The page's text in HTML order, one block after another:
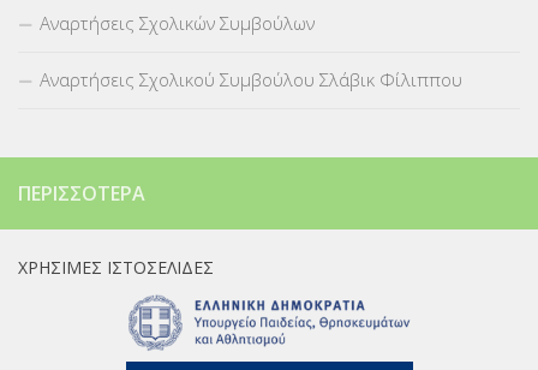
Αναρτήσεις Σχολικών Συμβούλων
Αναρτήσεις Σχολικού Συμβούλου Σλάβικ Φίλιππου
ΠΕΡΙΣΣΌΤΕΡΑ
ΧΡΉΣΙΜΕΣ ΙΣΤΟΣΕΛΊΔΕΣ